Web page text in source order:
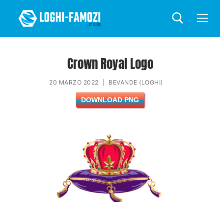
Crown Royal Logo
20 MARZO 2022 BEVANDE (LOGHI)
DOWNLOAD PNG